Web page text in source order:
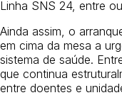
Linha SNS 24, entre
Ainda assim, o
em cima da mesa a
sistema de saúde.
que continua
entre doentes e